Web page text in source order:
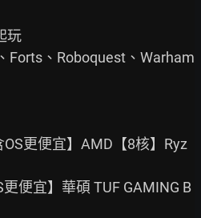
玩
Forts、Roboquest、Warham
更便宜】AMD【8核】Ryz
便宜】華碩 TUF GAMING B